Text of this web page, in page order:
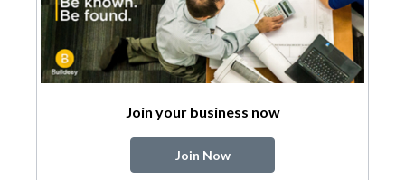
Join your business now
Join Now